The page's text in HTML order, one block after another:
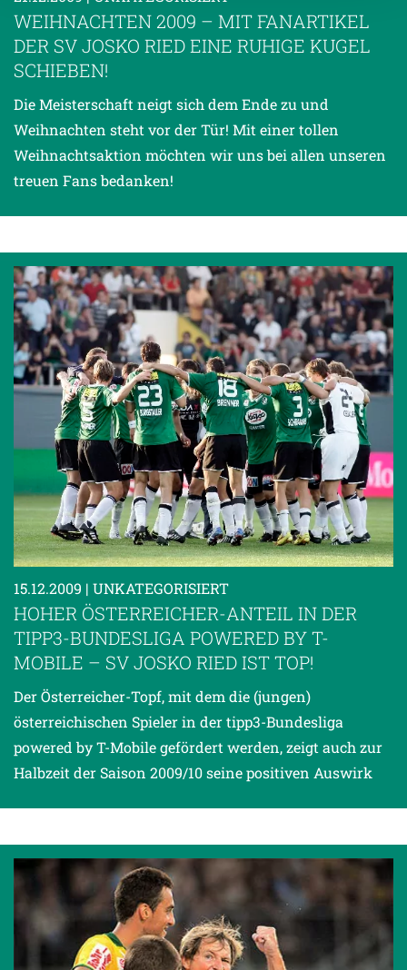
Datenschutzerklärung.
WEIHNACHTEN 2009 – MIT FANARTIKEL
DER SV JOSKO RIED EINE RUHIGE KUGEL
SCHIEBEN!
Die Meisterschaft neigt sich dem Ende zu und
Weihnachten steht vor der Tür! Mit einer tollen
Weihnachtsaktion möchten wir uns bei allen unseren
treuen Fans bedanken!
15.12.2009 | UNKATEGORISIERT
HOHER ÖSTERREICHER-ANTEIL IN DER
TIPP3-BUNDESLIGA POWERED BY T-
MOBILE – SV JOSKO RIED IST TOP!
Der Österreicher-Topf, mit dem die (jungen)
österreichischen Spieler in der tipp3-Bundesliga
powered by T-Mobile gefördert werden, zeigt auch zur
Halbzeit der Saison 2009/10 seine positiven Auswirk